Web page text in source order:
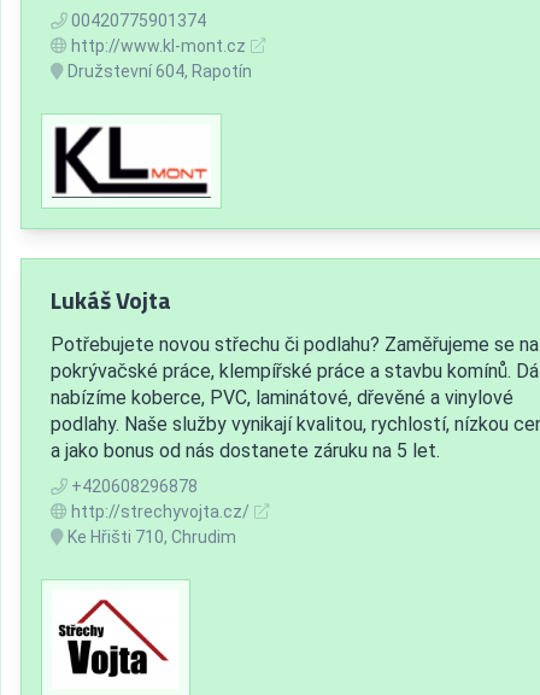
00420775901374
http://www.kl-mont.cz
Družstevní 604, Rapotín
Lukáš Vojta
Potřebujete novou střechu či podlahu? Zaměřujeme se na
pokrývačské práce, klempířské práce a stavbu komínů.
nabízíme koberce, PVC, laminátové, dřevěné a vinylové
podlahy. Naše služby vynikají kvalitou, rychlostí, nízkou
a jako bonus od nás dostanete záruku na 5 let.
+420608296878
http://strechyvojta.cz/
Ke Hřišti 710, Chrudim